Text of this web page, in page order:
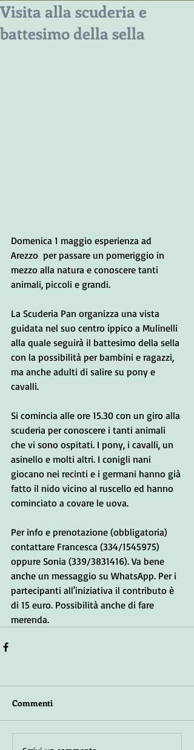
Visita alla scuderia e
battesimo della sella
Domenica 1 maggio esperienza ad
Arezzo  per passare un pomeriggio in
mezzo alla natura e conoscere tanti
animali, piccoli e grandi.
La Scuderia Pan organizza una vista
guidata nel suo centro ippico a Mulinelli
alla quale seguirà il battesimo della sella
con la possibilità per bambini e ragazzi,
ma anche adulti di salire su pony e
cavalli.
Si comincia alle ore 15.30 con un giro alla
scuderia per conoscere i tanti animali
che vi sono ospitati. I pony, i cavalli, un
asinello e molti altri. I conigli nani
giocano nei recinti e i germani hanno già
fatto il nido vicino al ruscello ed hanno
cominciato a covare le uova.
Per info e prenotazione (obbligatoria)
contattare Francesca (334/1545975)
oppure Sonia (339/3831416). Va bene
anche un messaggio su WhatsApp. Per i
partecipanti all'iniziativa il contributo è
di 15 euro. Possibilità anche di fare
merenda.
Commenti